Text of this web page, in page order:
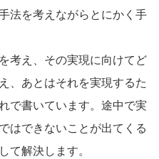
法を考えながらとにかく手
考え、その実現に向けてど
、あとはそれを実現するた
で書いています。途中で実
はできないことが出てくる
て解決します。